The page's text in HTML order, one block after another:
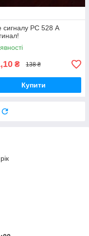
сигналу РС 528 А
₴ 138 ₴
Купити